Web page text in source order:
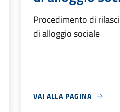
Procedimento di
di alloggio sociale
VAI ALLA PAGINA